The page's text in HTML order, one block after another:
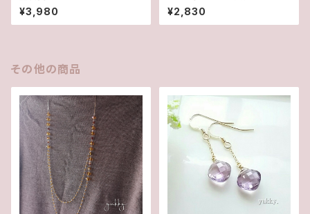
✽淡水パール14kgfデザインピ
アス/イヤリング
¥3,980
水2wayポストピアス14kgf
¥2,830
その他の商品